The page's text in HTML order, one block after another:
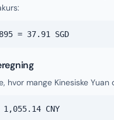
= 37.91 SGD
hvor mange Kinesiske
1,055.14 CNY